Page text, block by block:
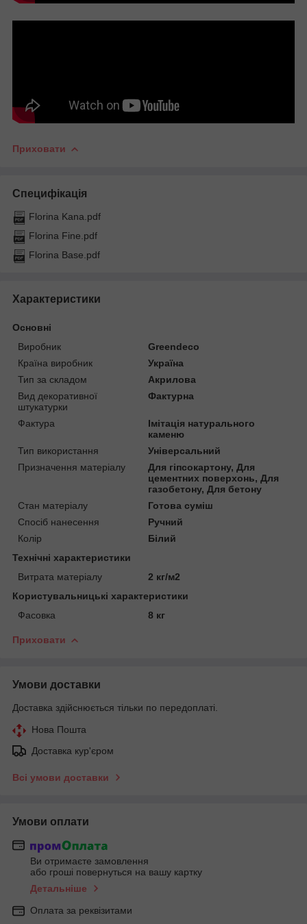
Приховати
Специфікація
Florina Kana.pdf
Florina Fine.pdf
Florina Base.pdf
Характеристики
Основні
Виробник
Greendeco
Країна виробник
Україна
Тип за складом
Акрилова
Вид декоративної
штукатурки
Фактурна
Фактура
Імітація натурального
каменю
Тип використання
Універсальний
Призначення матеріалу
Для гіпсокартону, Для
цементних поверхонь, Для
газобетону, Для бетону
Стан матеріалу
Готова суміш
Спосіб нанесення
Ручний
Колір
Білий
Технічні характеристики
Витрата матеріалу
2 кг/м2
Користувальницькі характеристики
Фасовка
8 кг
Приховати
Умови доставки
Доставка здійснюється тільки по передоплаті.
Нова Пошта
Доставка кур'єром
Всі умови доставки
Умови оплати
Ви отримаєте замовлення
або гроші повернуться на вашу картку
Детальніше
Оплата за реквізитами